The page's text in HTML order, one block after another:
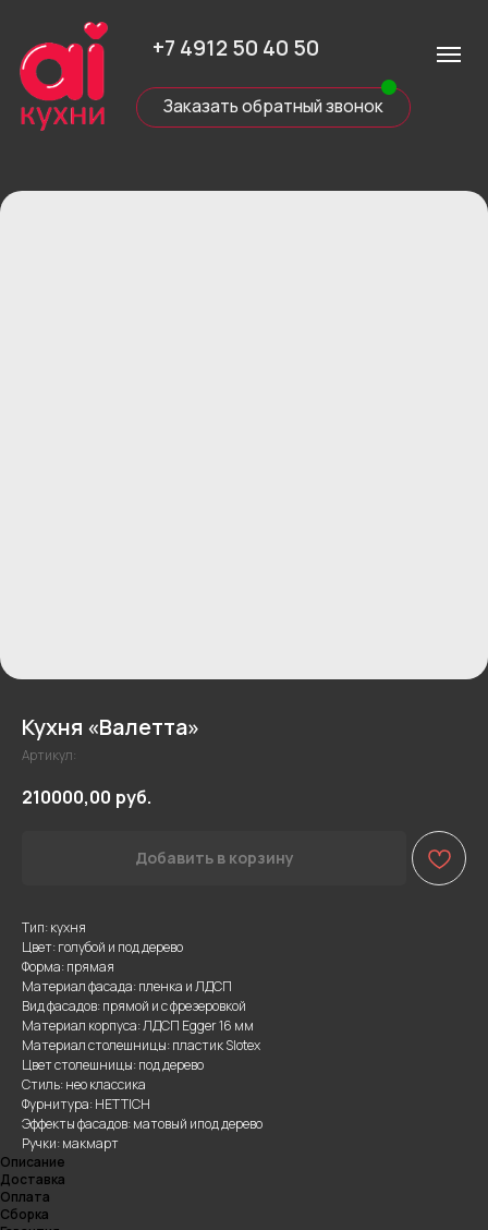
Кухня «Валетта»
Артикул:
210000,00 руб.
Добавить в корзину
Тип: кухня
Цвет: голубой и под дерево
Форма: прямая
Материал фасада: пленка и ЛДСП
Вид фасадов: прямой и с фрезеровкой
Материал корпуса: ЛДСП Egger 16 мм
Материал столешницы: пластик Slotex
Цвет столешницы: под дерево
Стиль: нео классика
Фурнитура: HETTICH
Эффекты фасадов: матовый ипод дерево
Ручки: макмарт
Описание
Доставка
Оплата
Сборка